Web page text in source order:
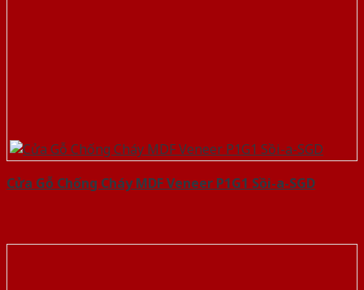
Cửa Gỗ Chống Cháy MDF Veneer P1G1 Sồi-a-SGD